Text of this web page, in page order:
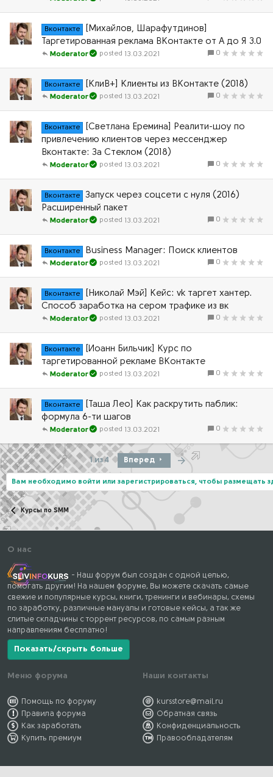
Вконтакте
[Михайлов, Шарафутдинов]
Таргетированная реклама ВКонтакте от А до Я 3.0
0
13.03.2021
Moderator
Вконтакте [КлиВ+] Клиенты из ВКонтакте (2018)
0
13.03.2021
Moderator
Вконтакте
[Светлана Еремина] Реалити-шоу по
привлечению клиентов через мессенджер
Вконтакте: За Стеклом (2018)
0
13.03.2021
Moderator
Вконтакте
Запуск через соцсети с нуля (2016)
Расширенный пакет
0
13.03.2021
Moderator
Вконтакте Business Manager: Поиск клиентов
0
13.03.2021
Moderator
Вконтакте
[Николай Мэй] Кейс: vk таргет хантер.
Способ заработка на сером трафике из вк
0
13.03.2021
Moderator
Вконтакте
[Иоанн Бильчик] Курс по
таргетированной рекламе ВКонтакте
0
13.03.2021
Moderator
Вконтакте
[Таша Лео] Как раскрутить паблик:
формула 6-ти шагов
0
13.03.2021
Moderator
1 из 4 Вперед Последняя
Вам необходимо войти или зарегистрироваться, чтобы размещать
Курсы по SMM
О нас
- Наш форум был создан с одной целью,
помогать другим! На нашем форуме, Вы можете скачать самые
свежие и популярные курсы, книги, тренинги и вебинары, схемы
по заработку, различные мануалы и готовые кейсы, а так же
слитые складчины с торрент ресурсов, по самым разным
направлениям бесплатно!
Показать/скрыть больше
Меню форума
Помощь по форуму
Правила форума
Как заработать
Купить премиум
Наши контакты
kursstore@mail.ru
Обратная связь
Конфиденциальность
Правообладателям